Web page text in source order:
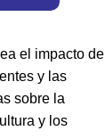
el impacto de
y las
sobre la
y los